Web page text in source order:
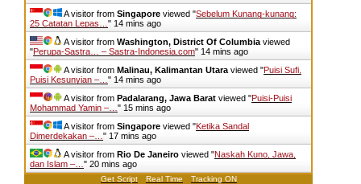
A visitor from Singapore viewed "Sebelum Kunang-kunang:
25 Catatan Lepas… " 14 mins ago
A visitor from Washington, District Of Columbia viewed
"Perupa-Sastra… – Sastra-Indonesia.com" 14 mins ago
A visitor from Malinau, Kalimantan Utara viewed "Puisi Sufi,
Puisi Kesunyian –… " 14 mins ago
A visitor from Padalarang, Jawa Barat viewed "Puisi-Puisi
Mohammad Yamin –… " 15 mins ago
A visitor from Singapore viewed "Ketika Sandal
Dimerdekakan –… " 17 mins ago
A visitor from Rio De Janeiro viewed "Naskah Kuno, Jawa,
dan Islam –… " 20 mins ago
Get Script Real Time Tracking ON